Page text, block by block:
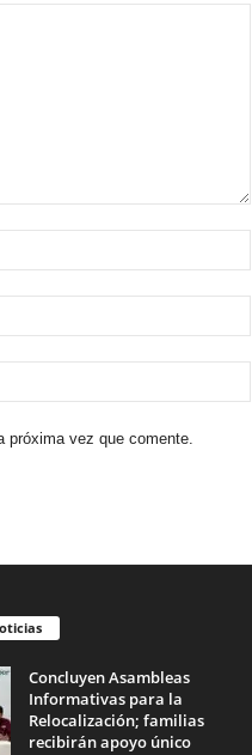
próxima vez que comente.
Concluyen Asambleas
Informativas para la
Relocalización; familias
recibirán apoyo único